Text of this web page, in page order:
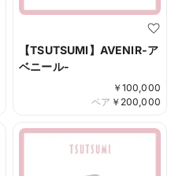
【TSUTSUMI】AVENIR-ア
ベニール-
￥ 100,000
￥ 200,000
ペア